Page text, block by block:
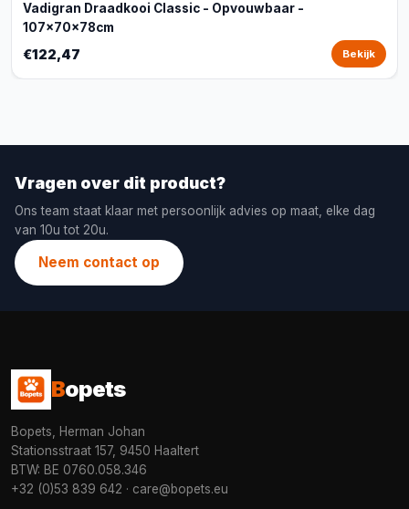
Vadigran Draadkooi Classic - Opvouwbaar -
107x70x78cm
€122,47 Bekijk
Vragen over dit product?
Ons team staat klaar met persoonlijk advies op maat, elke dag
van 10u tot 20u.
Neem contact op
Bopets
Bopets, Herman Johan
Stationsstraat 157, 9450 Haaltert
BTW: BE 0760.058.346
+32 (0)53 839 642 · care@bopets.eu